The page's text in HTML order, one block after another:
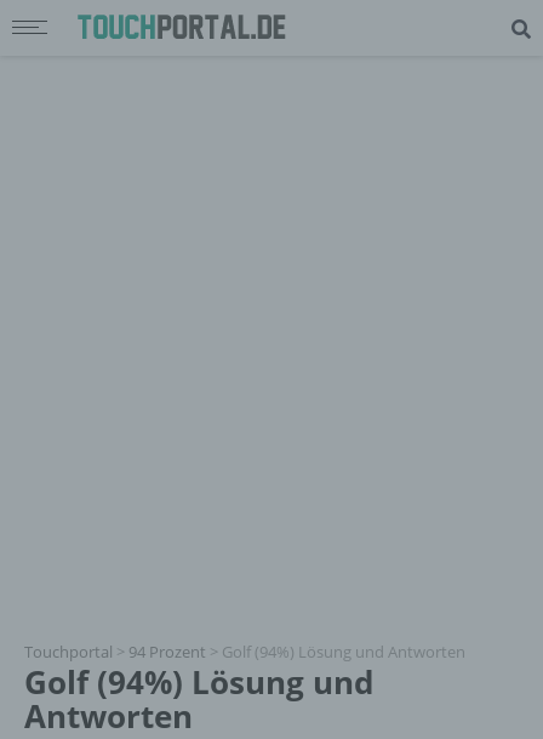
Touchportal > 94 Prozent > Golf (94%) Lösung und Antworten
Golf (94%) Lösung und
Antworten